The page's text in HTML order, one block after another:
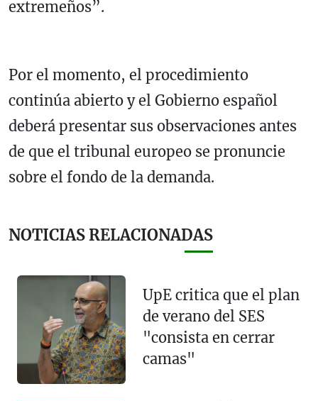
extremeños”.
Por el momento, el procedimiento
continúa abierto y el Gobierno español
deberá presentar sus observaciones antes
de que el tribunal europeo se pronuncie
sobre el fondo de la demanda.
NOTICIAS RELACIONADAS
UpE critica que el plan
de verano del SES
"consista en cerrar
camas"